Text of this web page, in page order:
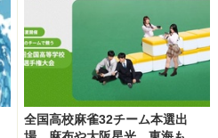
全国高校麻雀32チーム本選出